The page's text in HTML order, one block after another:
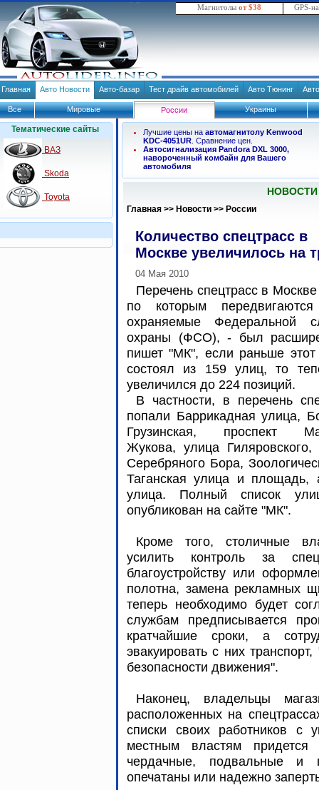
Магнитолы от $38 GPS-
Главная Авто Новости Авто-базар Тест драйв автомобилей Авто Тюнинг
Все Мировые России Украины
Тематические сайты
ВАЗ
Skoda
Toyota
Лучшие цены на автомагнитолу Kenwood
KDC-4051UR . Сравнение цен.
Автосигнализация Pandora DXL 3000,
навороченный комбайн для Вашего
автомобиля
Главная >> Новости >> России
Количество спецтрасс в
Москве увеличилось на
04 Мая 2010
Перечень спецтрасс в
по которым
охраняемые Федеральной
охраны (ФСО), - был
пишет "МК", если раньше этот
состоял из 159 улиц, то
увеличился до 224 позиций.
В частности, в перечень
попали Баррикадная улица,
Грузинская, проспект
Жукова, улица
Серебряного Бора,
Таганская улица и площадь,
улица. Полный список
опубликован на сайте "МК".
Кроме того, столичные
усилить контроль за
благоустройству или
полотна, замена рекламных
теперь необходимо будет
службам предписывается
кратчайшие сроки, а
эвакуировать с них
безопасности движения".
Наконец, владельцы
расположенных на
списки своих работников с
местным властям
чердачные, подвальные и
опечатаны или надежно